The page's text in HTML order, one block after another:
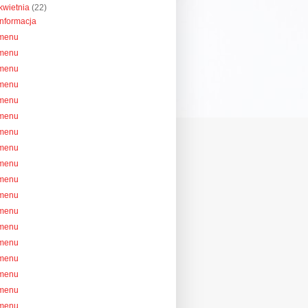
(22)